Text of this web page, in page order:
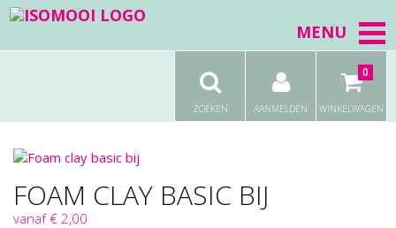
MENU
ZOEKEN AANMELDEN WINKELWAGEN
0
FOAM CLAY BASIC BIJ
vanaf € 2,00